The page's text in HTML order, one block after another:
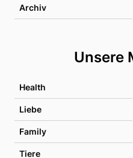
Archiv
Unsere
Health
Liebe
Family
Tiere